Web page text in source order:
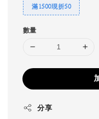
滿1500現折50
數量
分享